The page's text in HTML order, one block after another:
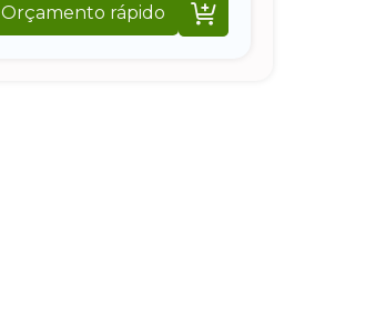
Orçamento rápido 